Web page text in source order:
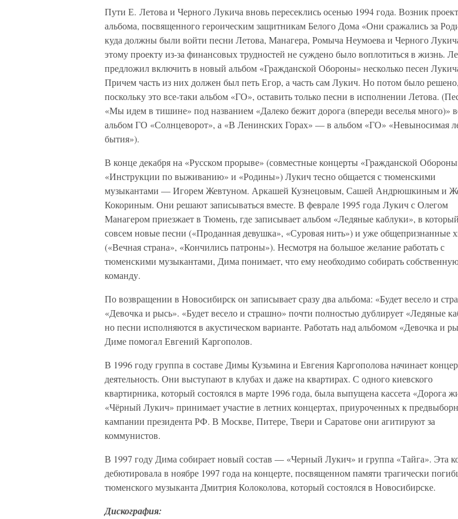
Пути Е. Летова и Черного Лукича вновь пересеклись осенью 1994 года. Возник проект
альбома, посвященного героическим защитникам Белого Дома «Они сражались за
куда должны были войти песни Летова, Манагера, Ромыча Неумоева и Черного
этому проекту из-за финансовых трудностей не суждено было воплотиться в жизнь.
предложил включить в новый альбом «Гражданской Обороны» несколько песен
Причем часть из них должен был петь Егор, а часть сам Лукич. Но потом было решено,
поскольку это все-таки альбом «ГО», оставить только песни в исполнении Летова.
«Мы идем в тишине» под названием «Далеко бежит дорога (впереди веселья много)»
альбом ГО «Солнцеворот», а «В Ленинских Горах» — в альбом «ГО» «Невыносимая
бытия»).
В конце декабря на «Русском прорыве» (совместные концерты «Гражданской
«Инструкции по выживанию» и «Родины») Лукич тесно общается с тюменскими
музыкантами — Игорем Жевтуном. Аркашей Кузнецовым, Сашей Андрюшкиным и
Кокориным. Они решают записываться вместе. В феврале 1995 года Лукич с Олегом
Манагером приезжает в Тюмень, где записывает альбом «Ледяные каблуки», в
совсем новые песни («Проданная девушка», «Суровая нить») и уже общепризнанные
(«Вечная страна», «Кончились патроны»). Несмотря на большое желание работать с
тюменскими музыкантами, Дима понимает, что ему необходимо собирать
команду.
По возвращении в Новосибирск он записывает сразу два альбома: «Будет весело и
«Девочка и рысь». «Будет весело и страшно» почти полностью дублирует «Ледяные
но песни исполняются в акустическом варианте. Работать над альбомом «Девочка и
Диме помогал Евгений Каргополов.
В 1996 году группа в составе Димы Кузьмина и Евгения Каргополова начинает
деятельность. Они выступают в клубах и даже на квартирах. С одного киевского
квартирника, который состоялся в марте 1996 года, была выпущена кассета «Дорога
«Чёрный Лукич» принимает участие в летних концертах, приуроченных к
кампании президента РФ. В Москве, Питере, Твери и Саратове они агитируют за
коммунистов.
В 1997 году Дима собирает новый состав — «Черный Лукич» и группа «Тайга». Эта
дебютировала в ноябре 1997 года на концерте, посвященном памяти трагически
тюменского музыканта Дмитрия Колоколова, который состоялся в Новосибирске.
Дискография: